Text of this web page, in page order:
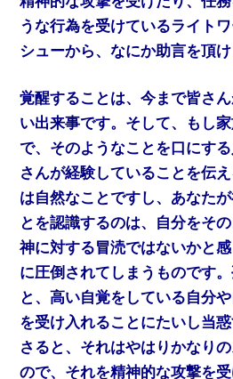
うな行為を受けているライト
シューから、なにか助言を頂け
覚醒することは、今まで皆さ
い出来事です。そして、もし
で、そのようなことを口にす
さんが経験していることを伝
は自然なことですし、あなた
とを認識するのは、自分をそ
神に対する冒涜ではないかと
に圧倒されてしまうものです
と、高い自覚をしている自分
を受け入れることにたいし当
さると、それはやはりかなり
ので、それを精神的な攻撃を